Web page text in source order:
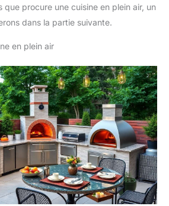
que procure une cuisine en plein air, un
dans la partie suivante.
en plein air